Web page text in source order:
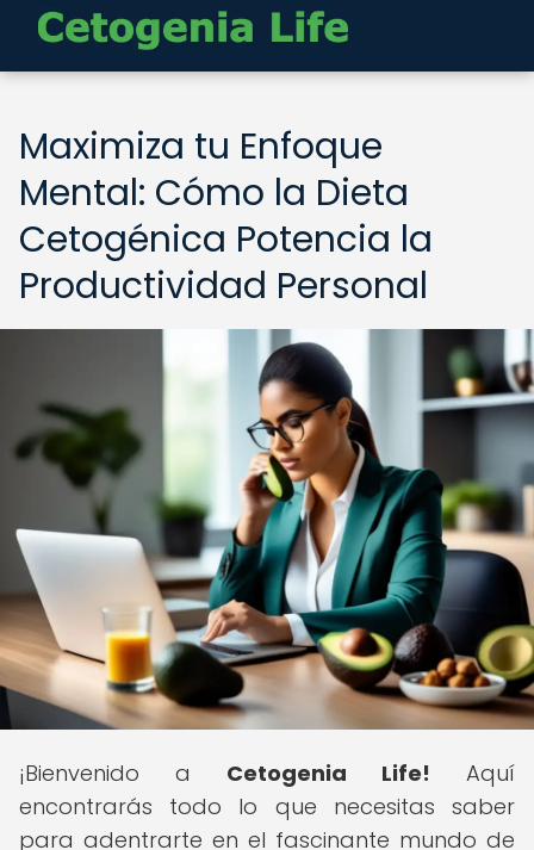
Maximiza tu Enfoque
Mental: Cómo la Dieta
Cetogénica Potencia la
Productividad Personal
¡Bienvenido a Cetogenia Life! Aquí
encontrarás todo lo que necesitas saber
para adentrarte en el fascinante mundo de